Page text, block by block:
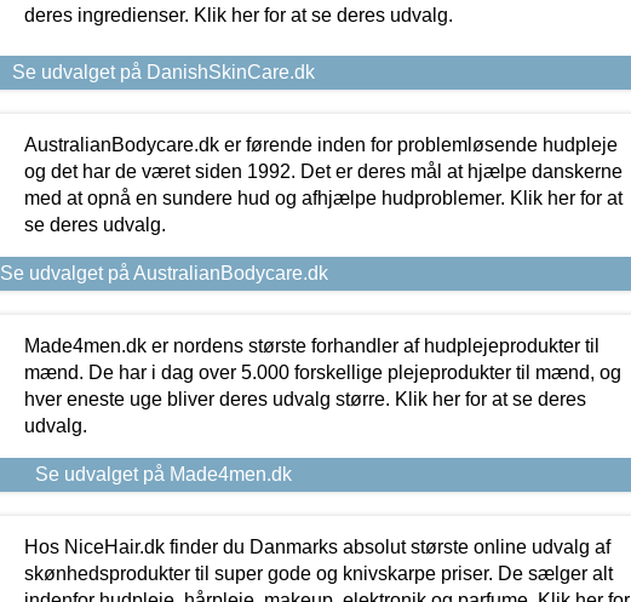
deres ingredienser. Klik her for at se deres udvalg.
Se udvalget på DanishSkinCare.dk
AustralianBodycare.dk er førende inden for problemløsende hudpleje
og det har de været siden 1992. Det er deres mål at hjælpe danskerne
med at opnå en sundere hud og afhjælpe hudproblemer. Klik her for at
se deres udvalg.
Se udvalget på AustralianBodycare.dk
Made4men.dk er nordens største forhandler af hudplejeprodukter til
mænd. De har i dag over 5.000 forskellige plejeprodukter til mænd, og
hver eneste uge bliver deres udvalg større. Klik her for at se deres
udvalg.
Se udvalget på Made4men.dk
Hos NiceHair.dk finder du Danmarks absolut største online udvalg af
skønhedsprodukter til super gode og knivskarpe priser. De sælger alt